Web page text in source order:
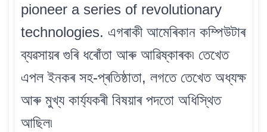
pioneer a series of revolutionary
technologies. এগৰাকী আমেৰিকান কম্পিউটাৰ
ব্যৱসায়ৰ গুৰি ধৰোঁতা আৰু আৱিষ্কাৰক৷ তেখেত
এপল ইনকৰ সহ-প্ৰতিষ্ঠাতা, লগতে তেখেত অধ্যক্ষ
আৰু মুখ্য কাৰ্য্যকৰী বিষয়াৰ পদতো অধিস্থিত
আছিল৷